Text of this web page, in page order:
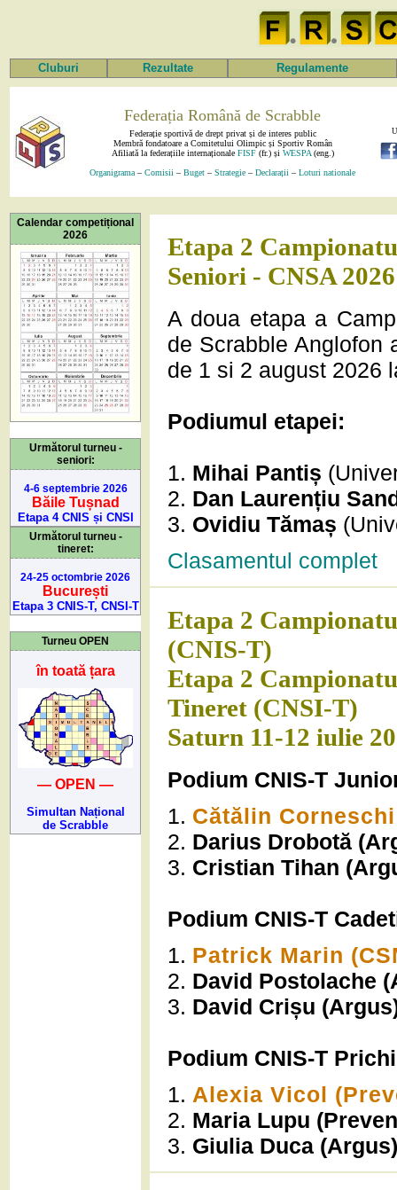
Cluburi Rezultate Regulamente
Federația Română de Scrabble
Federație sportivă de drept privat și de interes public
Membră fondatoare a Comitetului Olimpic și Sportiv Român
Afiliată la federațiile internaționale FISF(fr.) și WESPA(eng.)
Organigrama – Comisii – Buget – Strategie – Declarații – Loturi nationale
Calendar competițional
2026
Următorul turneu -
seniori:
4-6 septembrie 2026
Băile Tușnad
Etapa 4 CNIS și CNSI
Următorul turneu -
tineret:
24-25 octombrie 2026
București
Etapa 3 CNIS-T, CNSI-T
Turneu OPEN
în toată țara
— OPEN —
Simultan Național
de Scrabble
Etapa 2
Seniori - CNSA 2026
A doua etapa a
de Scrabble Anglofon
de 1 si 2 august 2026
Podiumul etapei:
1. Mihai Pantiș
2. Dan Laurențiu
3. Ovidiu Tămaș
Clasamentul complet
Etapa 2
(CNIS-T)
Etapa 2
Tineret (CNSI-T)
Saturn 11-12 iulie
Podium CNIS-T
1. Cătălin
2. Darius Drobotă
3. Cristian Tihan
Podium CNIS-T
1. Patrick Marin
2. David Postolache
3. David Crișu
Podium CNIS-T
1. Alexia Vicol
2. Maria Lupu
3. Giulia Duca (Argus)